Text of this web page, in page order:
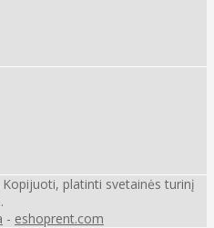
platinti svetainės turinį
- eshoprent.com